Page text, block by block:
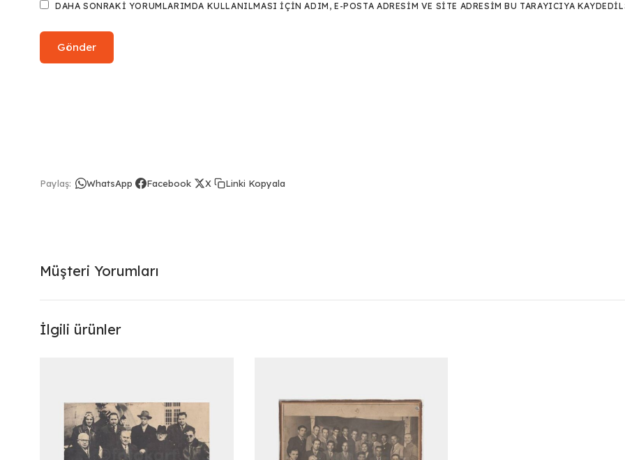
DAHA SONRAKI YORUMLARIMDA KULLANILMASI IÇIN ADIM, E-POSTA ADRESIM VE SITE ADRESIM BU TARAYICIYA
Paylaş: WhatsApp Facebook X Linki Kopyala
Müşteri Yorumları
İlgili ürünler